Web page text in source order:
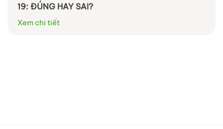
19: ĐÚNG HAY SAI?
Xem chi tiết